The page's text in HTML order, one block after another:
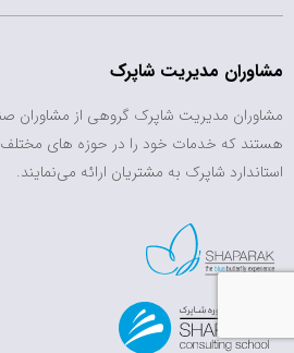
مشاوران مدیریت شاپرک
مشاوران مدیریت شاپرک گروهی از مشاوران
هستند که خدمات خود را در حوزه های
استاندارد شاپرک به مشتریان ارائه می‌نمایند.